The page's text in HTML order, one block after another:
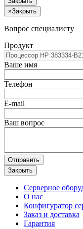
×Закрыть
Вопрос специалисту
Продукт
Ваше имя
Телефон
E-mail
Ваш вопрос
Отправить
Закрыть
Серверное
О нас
Конфигуратор
Заказ и доставка
Гарантия